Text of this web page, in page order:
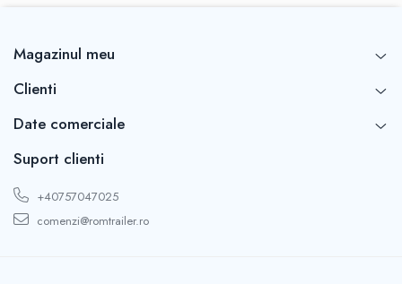
Magazinul meu
Clienti
Date comerciale
Suport clienti
+40757047025
comenzi@romtrailer.ro